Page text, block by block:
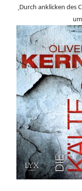
Durch anklicken des